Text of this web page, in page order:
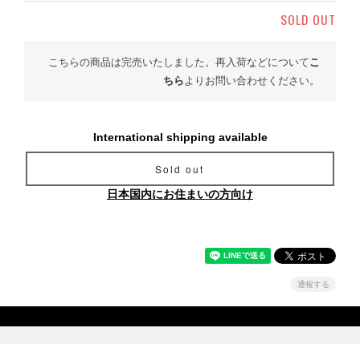
SOLD OUT
こちらの商品は完売いたしました。再入荷などについてこ
ちらよりお問い合わせください。
International shipping available
Sold out
日本国内にお住まいの方向け
通報する